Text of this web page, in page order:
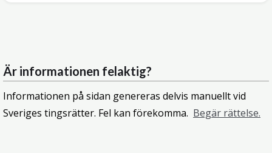
Är informationen felaktig?
Informationen på sidan genereras delvis manuellt vid
Sveriges tingsrätter. Fel kan förekomma. Begär rättelse.